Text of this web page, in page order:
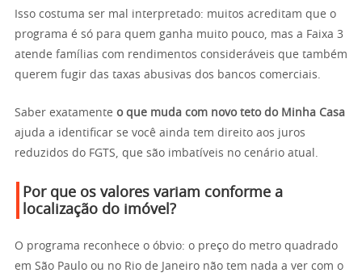
Isso costuma ser mal interpretado: muitos acreditam que o
programa é só para quem ganha muito pouco, mas a Faixa 3
atende famílias com rendimentos consideráveis que também
querem fugir das taxas abusivas dos bancos comerciais.
Saber exatamente o que muda com novo teto do Minha Casa
ajuda a identificar se você ainda tem direito aos juros
reduzidos do FGTS, que são imbatíveis no cenário atual.
Por que os valores variam conforme a
localização do imóvel?
O programa reconhece o óbvio: o preço do metro quadrado
em São Paulo ou no Rio de Janeiro não tem nada a ver com o